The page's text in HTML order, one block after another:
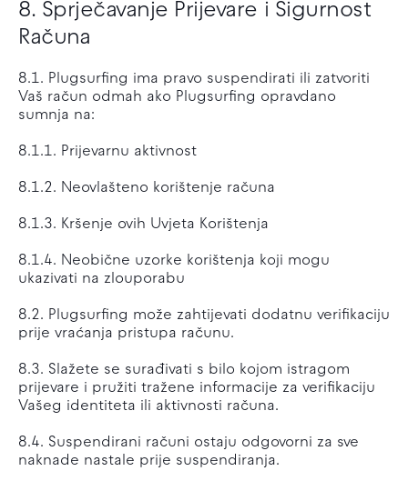
8. Sprječavanje Prijevare i Sigurnost
Računa
8.1. Plugsurfing ima pravo suspendirati ili zatvoriti
Vaš račun odmah ako Plugsurfing opravdano
sumnja na:
8.1.1. Prijevarnu aktivnost
8.1.2. Neovlašteno korištenje računa
8.1.3. Kršenje ovih Uvjeta Korištenja
8.1.4. Neobične uzorke korištenja koji mogu
ukazivati na zlouporabu
8.2. Plugsurfing može zahtijevati dodatnu verifikaciju
prije vraćanja pristupa računu.
8.3. Slažete se surađivati s bilo kojom istragom
prijevare i pružiti tražene informacije za verifikaciju
Vašeg identiteta ili aktivnosti računa.
8.4. Suspendirani računi ostaju odgovorni za sve
naknade nastale prije suspendiranja.